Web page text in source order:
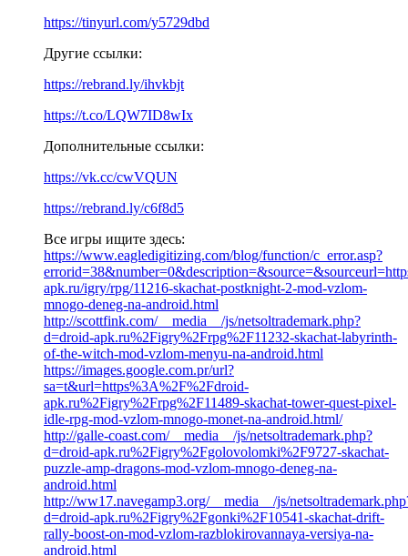
https://tinyurl.com/y5729dbd
Другие ссылки:
https://rebrand.ly/ihvkbjt
https://t.co/LQW7ID8wIx
Дополнительные ссылки:
https://vk.cc/cwVQUN
https://rebrand.ly/c6f8d5
Все игры ищите здесь:
https://www.eagledigitizing.com/blog/function/c_error.asp?
apk.ru/igry/rpg/11216-skachat-postknight-2-mod-vzlom-
mnogo-deneg-na-android.html
http://scottfink.com/__media__/js/netsoltrademark.php?
d=droid-apk.ru%2Figry%2Frpg%2F11232-skachat-labyrinth-
of-the-witch-mod-vzlom-menyu-na-android.html
https://images.google.com.pr/url?
sa=t&url=https%3A%2F%2Fdroid-
apk.ru%2Figry%2Frpg%2F11489-skachat-tower-quest-pixel-
idle-rpg-mod-vzlom-mnogo-monet-na-android.html/
http://galle-coast.com/__media__/js/netsoltrademark.php?
d=droid-apk.ru%2Figry%2Fgolovolomki%2F9727-skachat-
puzzle-amp-dragons-mod-vzlom-mnogo-deneg-na-
android.html
http://ww17.navegamp3.org/__media__/js/
d=droid-apk.ru%2Figry%2Fgonki%2F10541-skachat-drift-
rally-boost-on-mod-vzlom-razblokirovannaya-versiya-na-
android.html